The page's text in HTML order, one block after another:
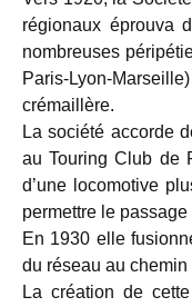
régionaux éprouva
nombreuses
Paris-Lyon-
crémaillère.
La société accorde
au Touring Club de
d’une locomotive
permettre le
En 1930 elle
du réseau au
La création de